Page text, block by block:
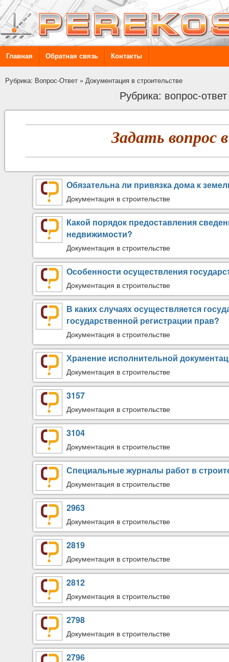
Главная Обратная связь Контакты
Рубрика: Вопрос-Ответ » Документация в строительстве
Рубрика: вопрос-
Задать вопрос
Обязательна ли привязка дома к
Документация в строительстве
Какой порядок предоставления
недвижимости?
Документация в строительстве
Особенности осуществления
Документация в строительстве
В каких случаях осуществляется
государственной регистрации прав?
Документация в строительстве
Хранение исполнительной
Документация в строительстве
3157
Документация в строительстве
3104
Документация в строительстве
Специальные журналы работ в
Документация в строительстве
2963
Документация в строительстве
2819
Документация в строительстве
2812
Документация в строительстве
2798
Документация в строительстве
2796